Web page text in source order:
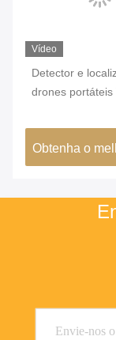
Vídeo
Detector e
drones portáteis
fácil de
operar
Obtenha o